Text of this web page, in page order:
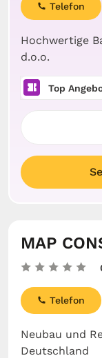
Hochwertige
d.o.o.
Telefon
Top
MAP
Neubau und
Deutschland
Telefon